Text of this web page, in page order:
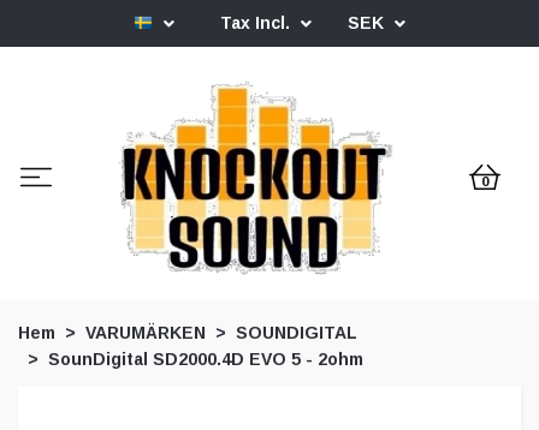
Tax Incl. SEK
0
Hem VARUMÄRKEN
SOUNDIGITAL
SounDigital SD2000.4D EVO 5 - 2ohm